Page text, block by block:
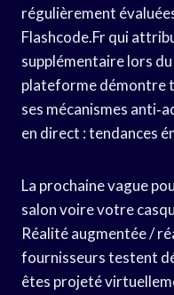
régulièrement
Flashcode.Fr qui
supplémentaire lors
plateforme démontre
ses mécanismes
en direct : tendances
La prochaine vague
salon voire votre
Réalité augmentée /
fournisseurs testent
êtes projeté